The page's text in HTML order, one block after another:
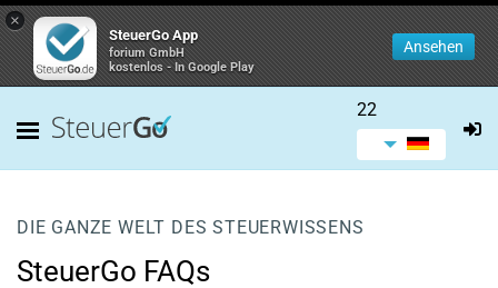
×
SteuerGo App
forium GmbH
kostenlos - In Google Play
Ansehen
22
DIE GANZE WELT DES STEUERWISSENS
SteuerGo FAQs